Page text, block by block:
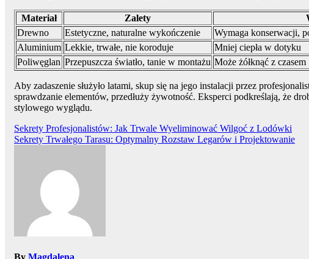
Materiał Zalety
Drewno
Estetyczne, naturalne wykończenie Wymaga konserwacji,
Aluminium Lekkie, trwałe, nie koroduje Mniej ciepła w dotyku
Poliwęglan Przepuszcza światło, tanie w montażu Może żółknąć z czasem
Aby zadaszenie służyło latami, skup się na jego instalacji przez
sprawdzanie elementów, przedłuży żywotność. Eksperci podkreślają, że
stylowego wyglądu.
Nawigacja
wpisu
Sekrety Profesjonalistów: Jak Trwale Wyeliminować Wilgoć z Lodówki
Sekrety Trwałego Tarasu: Optymalny Rozstaw Legarów i Projektowanie
By Magdalena